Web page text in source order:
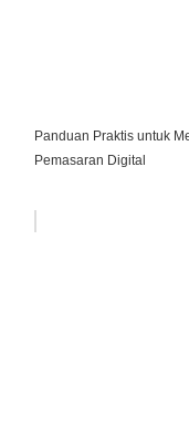
Panduan Praktis untuk
Pemasaran Digital